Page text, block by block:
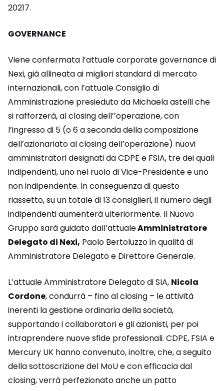
20217.
GOVERNANCE
Viene confermata l’attuale corporate governance di
Nexi, già allineata ai migliori standard di mercato
internazionali, con l’attuale Consiglio di
Amministrazione presieduto da Michaela astelli che
si rafforzerà, al closing dell’’operazione, con
l’ingresso di 5 (o 6 a seconda della composizione
dell’azionariato al closing dell’operazione) nuovi
amministratori designati da CDPE e FSIA, tre dei quali
indipendenti, uno nel ruolo di Vice-Presidente e uno
non indipendente. In conseguenza di questo
riassetto, su un totale di 13 consiglieri, il numero degli
indipendenti aumenterà ulteriormente. Il Nuovo
Gruppo sarà guidato dall’attualeAmministratore
Delegato di Nexi, Paolo Bertoluzzo in qualità di
Amministratore Delegato e Direttore Generale.
L’attuale Amministratore Delegato di SIA, Nicola
Cordone, condurrà – fino al closing – le attività
inerenti la gestione ordinaria della società,
supportando i collaboratori e gli azionisti, per poi
intraprendere nuove sfide professionali. CDPE, FSIA e
Mercury UK hanno convenuto, inoltre, che, a seguito
della sottoscrizione del MoU e con efficacia dal
closing, verrà perfezionato anche un patto